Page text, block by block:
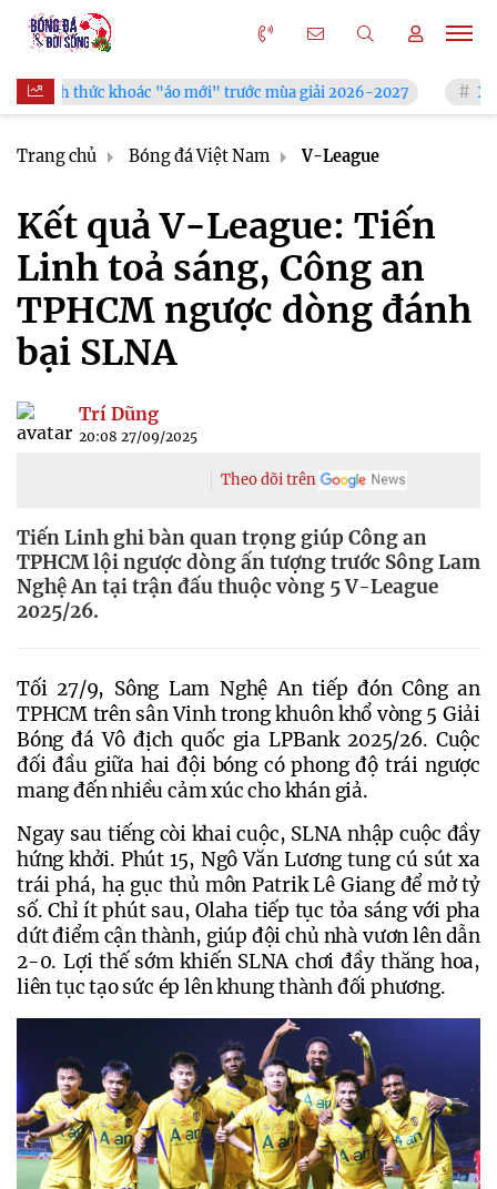
"áo mới" trước mùa giải 2026-2027 Xã Hùng Châu tưng
Trang chủ Bóng đá Việt Nam V-League
Kết quả V-League: Tiến
Linh toả sáng, Công an
TPHCM ngược dòng đánh
bại SLNA
Trí Dũng
20:08 27/09/2025
Theo dõi trên
Tiến Linh ghi bàn quan trọng giúp Công an
TPHCM lội ngược dòng ấn tượng trước Sông Lam
Nghệ An tại trận đấu thuộc vòng 5 V-League
2025/26.
Tối 27/9, Sông Lam Nghệ An tiếp đón Công an
TPHCM trên sân Vinh trong khuôn khổ vòng 5 Giải
Bóng đá Vô địch quốc gia LPBank 2025/26. Cuộc
đối đầu giữa hai đội bóng có phong độ trái ngược
mang đến nhiều cảm xúc cho khán giả.
Ngay sau tiếng còi khai cuộc, SLNA nhập cuộc đầy
hứng khởi. Phút 15, Ngô Văn Lương tung cú sút xa
trái phá, hạ gục thủ môn Patrik Lê Giang để mở tỷ
số. Chỉ ít phút sau, Olaha tiếp tục tỏa sáng với pha
dứt điểm cận thành, giúp đội chủ nhà vươn lên dẫn
2-0. Lợi thế sớm khiến SLNA chơi đầy thăng hoa,
liên tục tạo sức ép lên khung thành đối phương.